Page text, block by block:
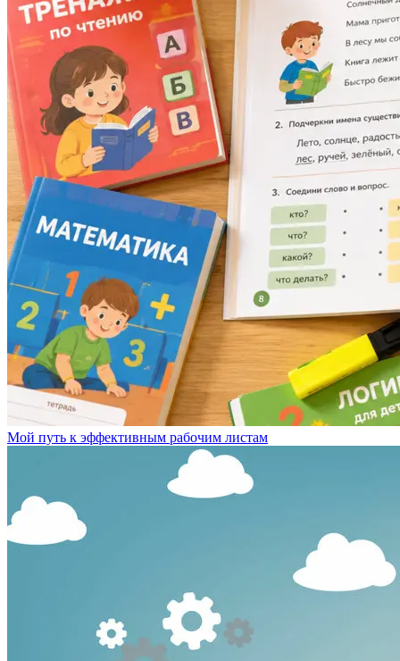
Мой путь к эффективным рабочим листам